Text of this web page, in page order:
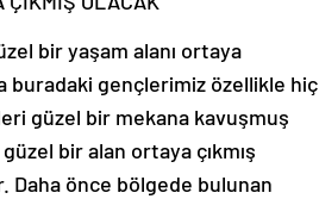
bir yaşam alanı ortaya
buradaki gençlerimiz özellikle hiç
güzel bir mekana kavuşmuş
bir alan ortaya çıkmış
Daha önce bölgede bulunan